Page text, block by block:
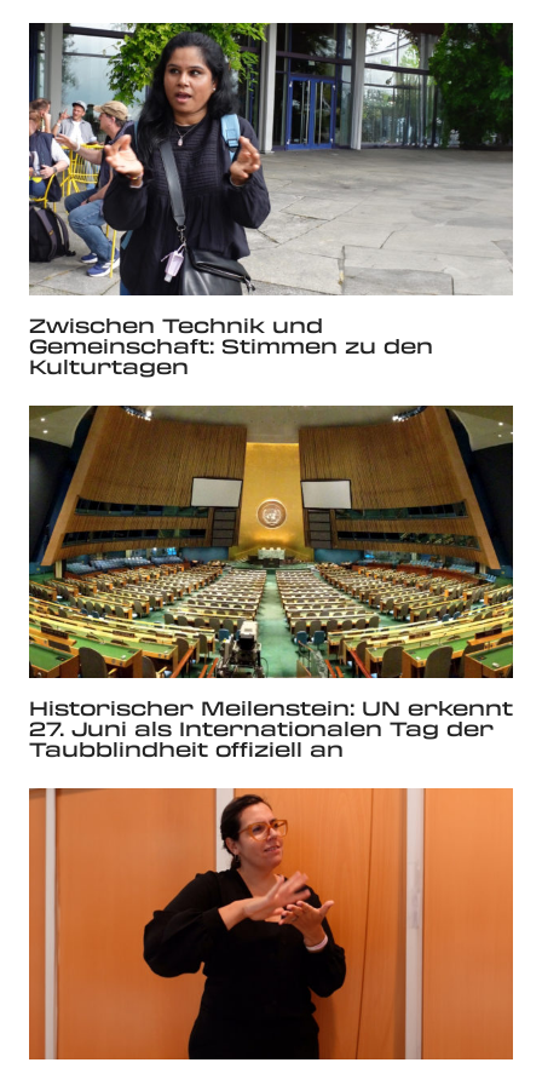
Zwischen Technik und
Gemeinschaft: Stimmen zu den
Kulturtagen
Historischer Meilenstein: UN erkennt
27. Juni als Internationalen Tag der
Taubblindheit offiziell an